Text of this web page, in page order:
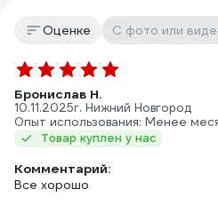
Оценке С фото или
Бронислав Н.
10.11.2025г. Нижний Новгород
Опыт использования: Менее
Товар куплен у нас
Комментарий:
Все хорошо